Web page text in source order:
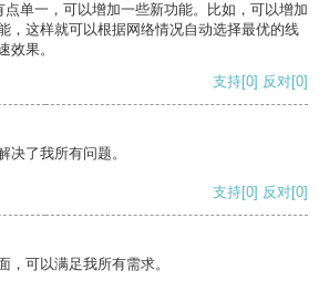
单一，可以增加一些新功能。比如，可以增加
，这样就可以根据网络情况自动选择最优的线
效果。
支持[0] 反对[0]
决了我所有问题。
支持[0] 反对[0]
，可以满足我所有需求。